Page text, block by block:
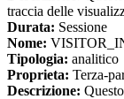
traccia delle
Durata: Sessione
Nome:
Tipologia: analitico
Proprieta: Terza-
Descrizione: